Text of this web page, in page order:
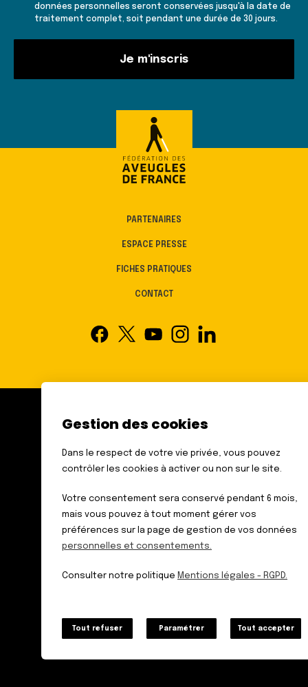
lettre
données personnelles seront conservées jusqu'à la date de
traitement complet, soit pendant une durée de 30 jours.
Je m'inscris
PARTENAIRES
ESPACE PRESSE
FICHES PRATIQUES
CONTACT
FÉDÉRATION DES AVEUGLES
6 RUE GAGER GABILLOT
75015 PARIS
Données personnelles
Mentions légales – RGPD
Gestion des cookies
Dans le respect de votre vie privée, vous pouvez
contrôler les cookies à activer ou non sur le site.
Votre consentement sera conservé pendant 6 mois,
mais vous pouvez à tout moment gérer vos
préférences sur la page de gestion de vos données
personnelles et consentements.
Consulter notre politique Mentions légales - RGPD.
Tout refuser Paramétrer Tout accepter